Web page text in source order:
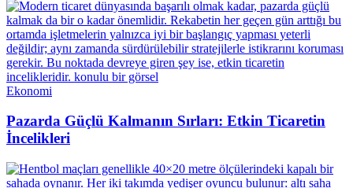
Ekonomi
Pazarda Güçlü Kalmanın Sırları: Etkin Ticaretin
İncelikleri